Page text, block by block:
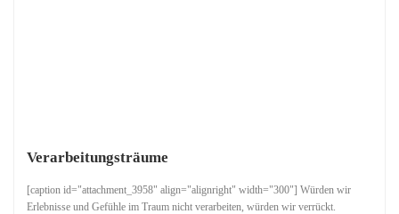
Verarbeitungsträume
[caption id="attachment_3958" align="alignright" width="300"] Würden wir
Erlebnisse und Gefühle im Traum nicht verarbeiten, würden wir verrückt.